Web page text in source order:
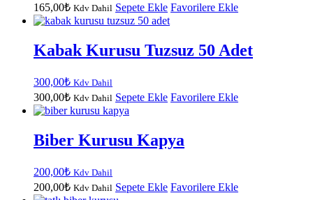
165,00₺ Kdv Dahil Sepete Ekle Favorilere Ekle
Kabak Kurusu Tuzsuz 50 Adet
300,00₺ Kdv Dahil
300,00₺ Kdv Dahil Sepete Ekle Favorilere Ekle
Biber Kurusu Kapya
200,00₺ Kdv Dahil
200,00₺ Kdv Dahil Sepete Ekle Favorilere Ekle